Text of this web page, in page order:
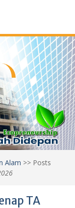
Alam >> Posts
TA